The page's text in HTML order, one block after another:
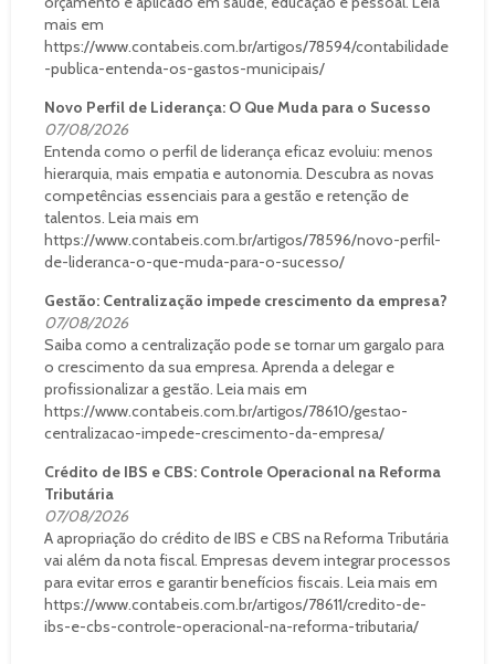
mais em
https://www.contabeis.com.br/artigos/78594/contabilidade
-publica-entenda-os-gastos-municipais/
Novo Perfil de Liderança: O Que Muda para o Sucesso
07/08/2026
Entenda como o perfil de liderança eficaz evoluiu: menos
hierarquia, mais empatia e autonomia. Descubra as novas
competências essenciais para a gestão e retenção de
talentos. Leia mais em
https://www.contabeis.com.br/artigos/78596/novo-perfil-
de-lideranca-o-que-muda-para-o-sucesso/
Gestão: Centralização impede crescimento da empresa?
07/08/2026
Saiba como a centralização pode se tornar um gargalo para
o crescimento da sua empresa. Aprenda a delegar e
profissionalizar a gestão. Leia mais em
https://www.contabeis.com.br/artigos/78610/gestao-
centralizacao-impede-crescimento-da-empresa/
Crédito de IBS e CBS: Controle Operacional na Reforma
Tributária
07/08/2026
A apropriação do crédito de IBS e CBS na Reforma Tributária
vai além da nota fiscal. Empresas devem integrar processos
para evitar erros e garantir benefícios fiscais. Leia mais em
https://www.contabeis.com.br/artigos/78611/credito-de-
ibs-e-cbs-controle-operacional-na-reforma-tributaria/